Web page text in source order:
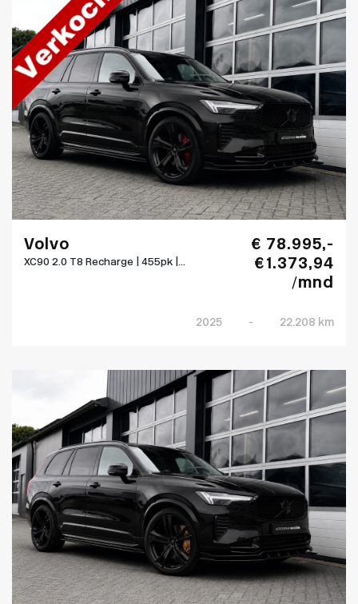
Volvo
XC90 2.0 T8 Recharge | 455pk |...
€ 78.995,-
€ 1.373,94
/mnd
2025 - 22.208 km